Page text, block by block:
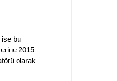
ise bu
2015
olarak